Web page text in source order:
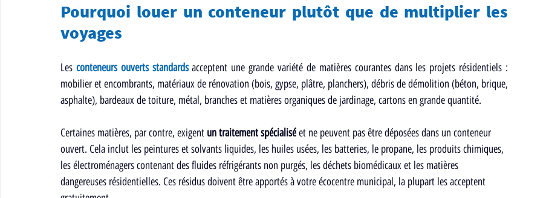
Pourquoi louer un conteneur plutôt que de multiplier les
voyages
Les conteneurs ouverts standards acceptent une grande variété de matières courantes dans les projets résidentiels :
mobilier et encombrants, matériaux de rénovation (bois, gypse, plâtre, planchers), débris de démolition (béton, brique,
asphalte), bardeaux de toiture, métal, branches et matières organiques de jardinage, cartons en grande quantité.
Certaines matières, par contre, exigent un traitement spécialisé et ne peuvent pas être déposées dans un conteneur
ouvert. Cela inclut les peintures et solvants liquides, les huiles usées, les batteries, le propane, les produits chimiques,
les électroménagers contenant des fluides réfrigérants non purgés, les déchets biomédicaux et les matières
dangereuses résidentielles. Ces résidus doivent être apportés à votre écocentre municipal, la plupart les acceptent